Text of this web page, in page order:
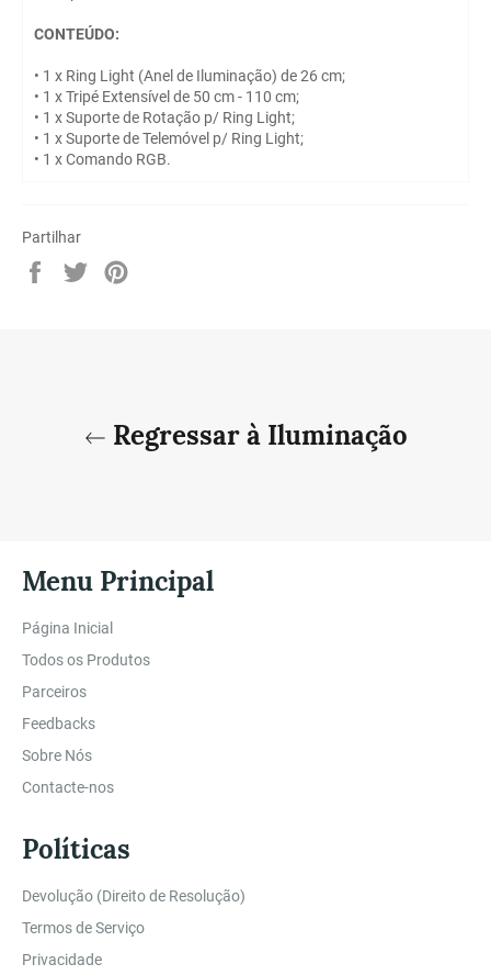
CONTEÚDO:
• 1 x Ring Light (Anel de Iluminação) de 26 cm;
• 1 x Tripé Extensível de 50 cm - 110 cm;
• 1 x Suporte de Rotação p/ Ring Light;
• 1 x Suporte de Telemóvel p/ Ring Light;
• 1 x Comando RGB.
Partilhar
Partilhe Twittar
Regressar à Iluminação
Menu Principal
Página Inicial
Todos os Produtos
Parceiros
Feedbacks
Sobre Nós
Contacte-nos
Políticas
Devolução (Direito de Resolução)
Termos de Serviço
Privacidade